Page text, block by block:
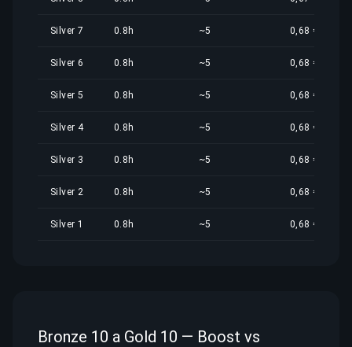
Silver 7 0.8h ~5 0,68 €
Silver 6 0.8h ~5 0,68 €
Silver 5 0.8h ~5 0,68 €
Silver 4 0.8h ~5 0,68 €
Silver 3 0.8h ~5 0,68 €
Silver 2 0.8h ~5 0,68 €
Silver 1 0.8h ~5 0,68 €
Bronze 10 a Gold 10 — Boost vs